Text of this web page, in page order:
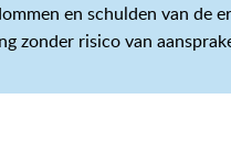
en schulden van de
zonder risico van